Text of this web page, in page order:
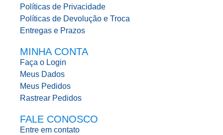
Políticas de Privacidade
Políticas de Devolução e Troca
Entregas e Prazos
MINHA CONTA
Faça o Login
Meus Dados
Meus Pedidos
Rastrear Pedidos
FALE CONOSCO
Entre em contato